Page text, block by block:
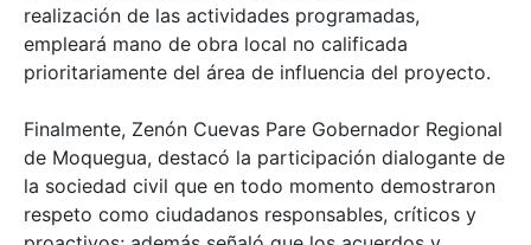
realización de las actividades programadas,
empleará mano de obra local no calificada
prioritariamente del área de influencia del proyecto.
Finalmente, Zenón Cuevas Pare Gobernador Regional
de Moquegua, destacó la participación dialogante de
la sociedad civil que en todo momento demostraron
respeto como ciudadanos responsables, críticos y